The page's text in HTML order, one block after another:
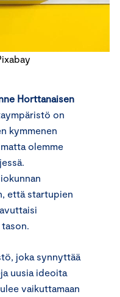
Horttanaisen
on
kymmenen
olemme
että startupien
joka synnyttää
uusia ideoita
vaikuttamaan